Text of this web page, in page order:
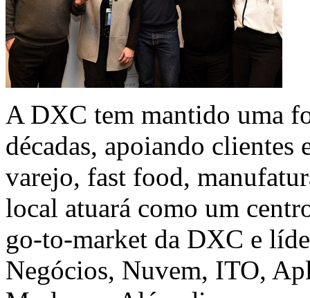
A DXC tem mantido uma
décadas, apoiando clientes
varejo, fast food,
local atuará como um
go-to-market da DXC e
Negócios, Nuvem, ITO,